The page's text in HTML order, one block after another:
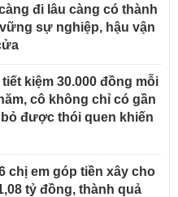
đi lâu càng có thành
sự nghiệp, hậu vận
tiết kiệm 30.000 đồng mỗi
cô không chỉ có gần
bỏ được thói quen khiến
chị em góp tiền xây cho
tỷ đồng, thành quả